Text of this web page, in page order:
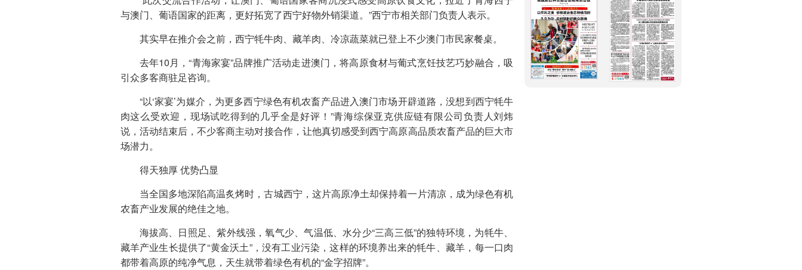
与澳门、葡语国家的距离，更好拓宽了西宁好物外销渠道。”西宁市相关部门负责人表示。
其实早在推介会之前，西宁牦牛肉、藏羊肉、冷凉蔬菜就已登上不少澳门市民家餐桌。
去年10月，“青海家宴”品牌推广活动走进澳门，将高原食材与葡式烹饪技艺巧妙融合，吸
引众多客商驻足咨询。
“以‘家宴’为媒介，为更多西宁绿色有机农畜产品进入澳门市场开辟道路，没想到西宁牦牛
肉这么受欢迎，现场试吃得到的几乎全是好评！”青海综保亚克供应链有限公司负责人刘炜
说，活动结束后，不少客商主动对接合作，让他真切感受到西宁高原高品质农畜产品的巨大市
场潜力。
得天独厚 优势凸显
当全国多地深陷高温炙烤时，古城西宁，这片高原净土却保持着一片清凉，成为绿色有机
农畜产业发展的绝佳之地。
海拔高、日照足、紫外线强，氧气少、气温低、水分少“三高三低”的独特环境，为牦牛、
藏羊产业生长提供了“黄金沃土”，没有工业污染，这样的环境养出来的牦牛、藏羊，每一口肉
都带着高原的纯净气息，天生就带着绿色有机的“金字招牌”。